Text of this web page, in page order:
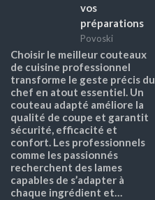
vos
préparations
Povoski
Choisir le meilleur couteaux
de cuisine professionnel
transforme le geste précis du
chef en atout essentiel. Un
couteau adapté améliore la
qualité de coupe et garantit
sécurité, efficacité et
confort. Les professionnels
comme les passionnés
recherchent des lames
capables de s’adapter à
chaque ingrédient et…